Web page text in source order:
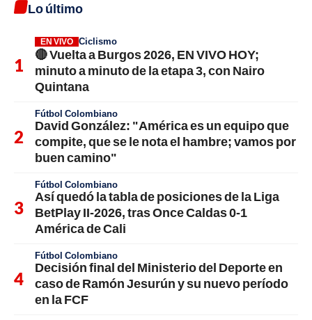
Lo último
EN VIVO Ciclismo
🔴 Vuelta a Burgos 2026, EN VIVO HOY;
minuto a minuto de la etapa 3, con Nairo
Quintana
Fútbol Colombiano
David González: "América es un equipo que
compite, que se le nota el hambre; vamos por
buen camino"
Fútbol Colombiano
Así quedó la tabla de posiciones de la Liga
BetPlay II-2026, tras Once Caldas 0-1
América de Cali
Fútbol Colombiano
Decisión final del Ministerio del Deporte en
caso de Ramón Jesurún y su nuevo período
en la FCF